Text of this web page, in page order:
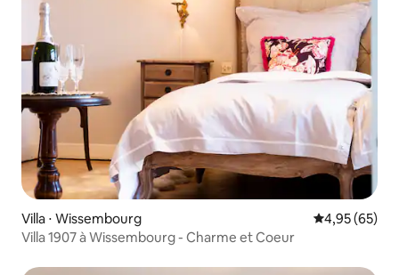
Villa ⋅ Wissembourg Évaluation
4,95 (65)
Villa 1907 à Wissembourg - Charme et Coeur